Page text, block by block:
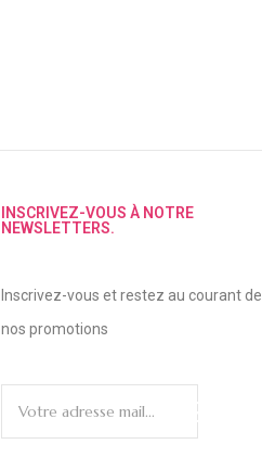
INSCRIVEZ-VOUS À NOTRE
NEWSLETTERS.
Inscrivez-vous et restez au courant de
nos promotions